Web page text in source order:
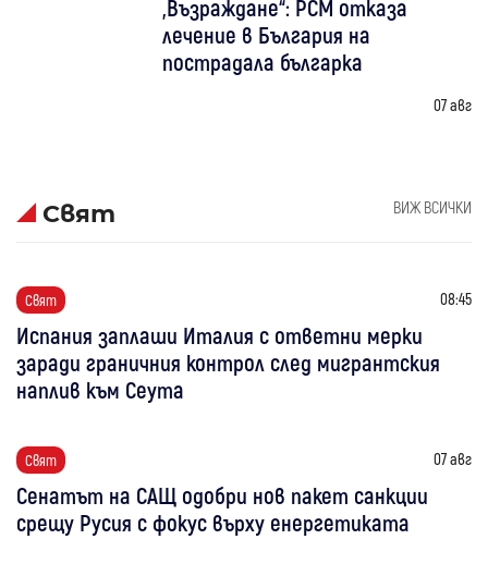
„Възраждане“: РСМ отказа
лечение в България на
пострадала българка
07 авг
Свят ВИЖ ВСИЧКИ
Свят 08:45
Испания заплаши Италия с ответни мерки
заради граничния контрол след мигрантския
наплив към Сеута
Свят 07 авг
Сенатът на САЩ одобри нов пакет санкции
срещу Русия с фокус върху енергетиката